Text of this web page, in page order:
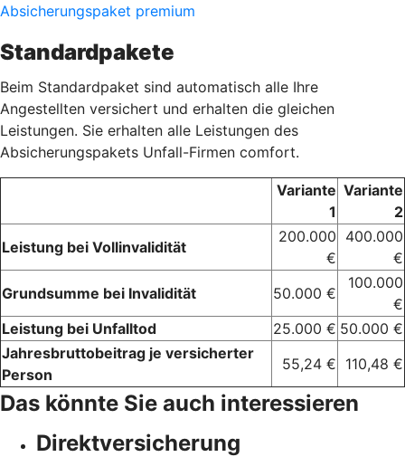
Absicherungspaket premium
Standardpakete
Beim Standardpaket sind automatisch alle Ihre
Angestellten versichert und erhalten die gleichen
Leistungen. Sie erhalten alle Leistungen des
Absicherungspakets Unfall-Firmen comfort.
Variante
1
Variante
2
Leistung bei Vollinvalidität
200.000
€
400.000
€
Grundsumme bei Invalidität
50.000 €
100.000
€
Leistung bei Unfalltod
25.000 € 50.000 €
Jahresbruttobeitrag je versicherter
Person
55,24 € 110,48 €
Das könnte Sie auch interessieren
Direktversicherung